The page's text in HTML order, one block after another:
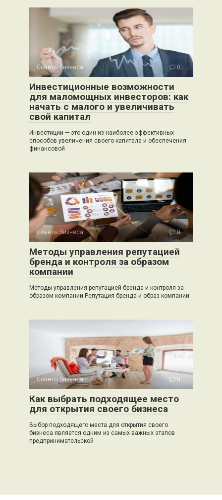
Советы бизнеса 0
Инвестиционные возможности
для маломощных инвесторов: как
начать с малого и увеличивать
свой капитал
Инвестиции — это один из наиболее эффективных
способов увеличения своего капитала и обеспечения
финансовой
Советы бизнеса 0
Методы управления репутацией
бренда и контроля за образом
компании
Методы управления репутацией бренда и контроля за
образом компании Репутация бренда и образ компании
Советы бизнеса 0
Как выбрать подходящее место
для открытия своего бизнеса
Выбор подходящего места для открытия своего
бизнеса является одним из самых важных этапов
предпринимательской